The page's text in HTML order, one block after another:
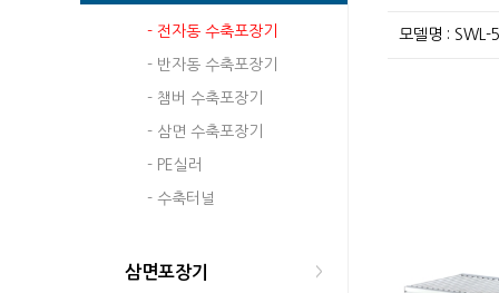
- 전자동 수축포장기
- 반자동 수축포장기
- 챔버 수축포장기
- 삼면 수축포장기
- PE실러
- 수축터널
삼면포장기 >
모델명 :